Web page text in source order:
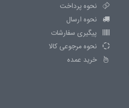
نحوه پرداخت
نحوه ارسال
پیگیری سفارشات
نحوه مرجوعی کالا
خرید عمده